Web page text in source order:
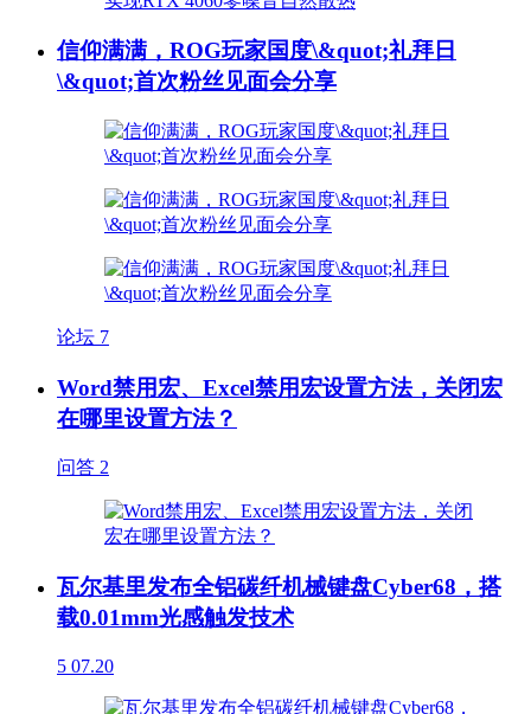
信仰满满，ROG玩家国度\&quot;礼拜日
\&quot;首次粉丝见面会分享
论坛 7
Word禁用宏、Excel禁用宏设置方法，关闭宏
在哪里设置方法？
问答 2
瓦尔基里发布全铝碳纤机械键盘Cyber68，搭
载0.01mm光感触发技术
5 07.20